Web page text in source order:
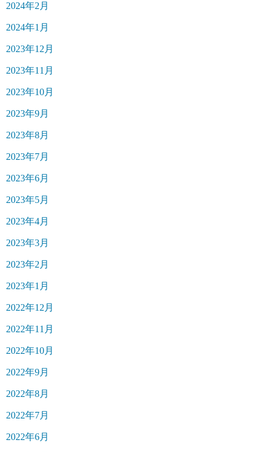
2024年2月
2024年1月
2023年12月
2023年11月
2023年10月
2023年9月
2023年8月
2023年7月
2023年6月
2023年5月
2023年4月
2023年3月
2023年2月
2023年1月
2022年12月
2022年11月
2022年10月
2022年9月
2022年8月
2022年7月
2022年6月